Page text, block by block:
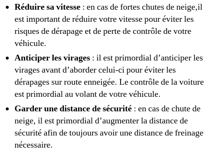
Réduire sa vitesse : en cas de fortes chutes de neige,il
est important de réduire votre vitesse pour éviter les
risques de dérapage et de perte de contrôle de votre
véhicule.
Anticiper les virages : il est primordial d’anticiper les
virages avant d’aborder celui-ci pour éviter les
dérapages sur route enneigée. Le contrôle de la voiture
est primordial au volant de votre véhicule.
Garder une distance de sécurité : en cas de chute de
neige, il est primordial d’augmenter la distance de
sécurité afin de toujours avoir une distance de freinage
nécessaire.